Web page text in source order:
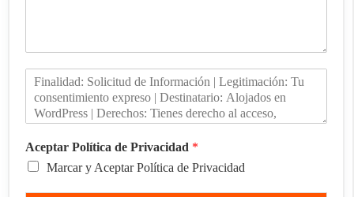
Aceptar Política de Privacidad *
Marcar y Aceptar Política de Privacidad